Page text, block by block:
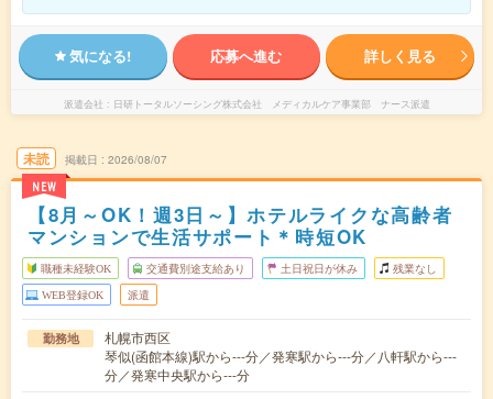
気になる! 応募へ進む 詳しく見る
派遣会社 日研トータルソーシング株式会社 メディカルケア事業部 ナース派遣
未読
NEW
掲載日 2026/08/07
【8月～OK！週3日～】ホテルライクな高齢者
マンションで生活サポート＊時短OK
職種未経験OK 交通費別途支給あり 土日祝日が休み 残業なし
WEB登録OK 派遣
勤務地
札幌市西区
琴似(函館本線)駅から---分／発寒駅から---分／八軒駅から---
分／発寒中央駅から---分